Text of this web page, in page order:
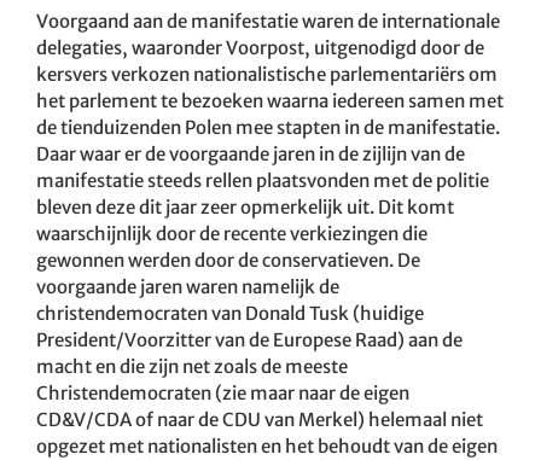
Voorgaand aan de manifestatie waren de internationale
delegaties, waaronder Voorpost, uitgenodigd door de
kersvers verkozen nationalistische parlementariërs om
het parlement te bezoeken waarna iedereen samen met
de tienduizenden Polen mee stapten in de manifestatie.
Daar waar er de voorgaande jaren in de zijlijn van de
manifestatie steeds rellen plaatsvonden met de politie
bleven deze dit jaar zeer opmerkelijk uit. Dit komt
waarschijnlijk door de recente verkiezingen die
gewonnen werden door de conservatieven. De
voorgaande jaren waren namelijk de
christendemocraten van Donald Tusk (huidige
President/Voorzitter van de Europese Raad) aan de
macht en die zijn net zoals de meeste
Christendemocraten (zie maar naar de eigen
CD&V/CDA of naar de CDU van Merkel) helemaal niet
opgezet met nationalisten en het behoudt van de eigen